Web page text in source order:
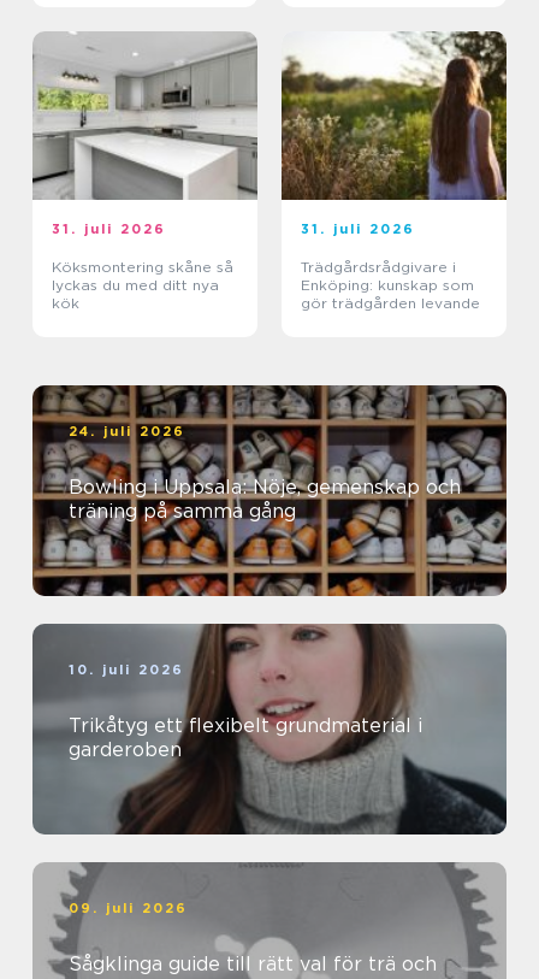
31. juli 2026
Köksmontering skåne så
lyckas du med ditt nya
kök
31. juli 2026
Trädgårdsrådgivare i
Enköping: kunskap som
gör trädgården levande
24. juli 2026
Bowling i Uppsala: Nöje, gemenskap och
träning på samma gång
10. juli 2026
Trikåtyg ett flexibelt grundmaterial i
garderoben
09. juli 2026
Sågklinga guide till rätt val för trä och